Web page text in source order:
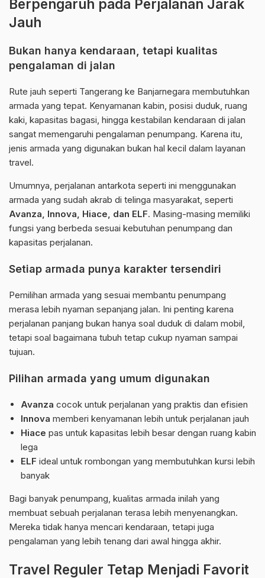
Berpengaruh pada Perjalanan Jarak
Jauh
Bukan hanya kendaraan, tetapi kualitas
pengalaman di jalan
Rute jauh seperti Tangerang ke Banjarnegara membutuhkan
armada yang tepat. Kenyamanan kabin, posisi duduk, ruang
kaki, kapasitas bagasi, hingga kestabilan kendaraan di jalan
sangat memengaruhi pengalaman penumpang. Karena itu,
jenis armada yang digunakan bukan hal kecil dalam layanan
travel.
Umumnya, perjalanan antarkota seperti ini menggunakan
armada yang sudah akrab di telinga masyarakat, seperti
Avanza, Innova, Hiace, dan ELF. Masing-masing memiliki
fungsi yang berbeda sesuai kebutuhan penumpang dan
kapasitas perjalanan.
Setiap armada punya karakter tersendiri
Pemilihan armada yang sesuai membantu penumpang
merasa lebih nyaman sepanjang jalan. Ini penting karena
perjalanan panjang bukan hanya soal duduk di dalam mobil,
tetapi soal bagaimana tubuh tetap cukup nyaman sampai
tujuan.
Pilihan armada yang umum digunakan
Avanza cocok untuk perjalanan yang praktis dan efisien
Innova memberi kenyamanan lebih untuk perjalanan jauh
Hiace pas untuk kapasitas lebih besar dengan ruang kabin
lega
ELF ideal untuk rombongan yang membutuhkan kursi lebih
banyak
Bagi banyak penumpang, kualitas armada inilah yang
membuat sebuah perjalanan terasa lebih menyenangkan.
Mereka tidak hanya mencari kendaraan, tetapi juga
pengalaman yang lebih tenang dari awal hingga akhir.
Travel Reguler Tetap Menjadi Favorit